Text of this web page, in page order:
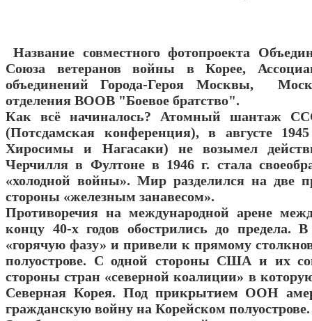
Название совместного фотопроекта
Союза ветеранов войны в Корее,
объединений Города-Героя Москвы,
отделения ВООВ "Боевое братство".
Как всё начиналось? Атомный шантаж
(Потсдамская конференция), в августе
Хиросимы и Нагасаки) не возымел
Черчилля в Фултоне в 1946 г. стала
«холодной войны». Мир разделился на две
стороны «железным занавесом».
Противоречия на международной арене
концу 40-х годов обострились до предела.
«горячую фазу» и привели к прямому
полуострове. С одной стороны США и их
стороны стран «северной коалиции» в
Северная Корея. Под прикрытием ООН
гражданскую войну на Корейском полуострове.